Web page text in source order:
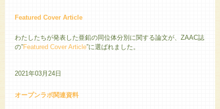
Featured Cover Article
わたしたちが発表した亜鉛の同位体分別に関する論文が、ZAAC誌
の”Featured Cover Article”に選ばれました。
2021年03月24日
オープンラボ関連資料